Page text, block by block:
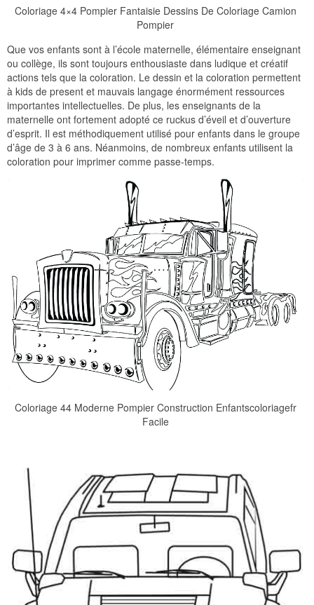
Coloriage 4×4 Pompier Fantaisie Dessins De Coloriage Camion
Pompier
Que vos enfants sont à l’école maternelle, élémentaire enseignant
ou collège, ils sont toujours enthousiaste dans ludique et créatif
actions tels que la coloration. Le dessin et la coloration permettent
à kids de present et mauvais langage énormément ressources
importantes intellectuelles. De plus, les enseignants de la
maternelle ont fortement adopté ce ruckus d’éveil et d’ouverture
d’esprit. Il est méthodiquement utilisé pour enfants dans le groupe
d’âge de 3 à 6 ans. Néanmoins, de nombreux enfants utilisent la
coloration pour imprimer comme passe-temps.
Coloriage 44 Moderne Pompier Construction Enfantscoloriagefr
Facile